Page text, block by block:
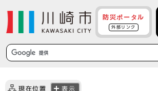
防災ポータル
外部リンク
現在位置 表示